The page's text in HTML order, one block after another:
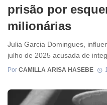
prisão por
milionárias
Julia Garcia Domingues,
julho de 2025 acusada de
Por CAMILLA ARISA HASEBE